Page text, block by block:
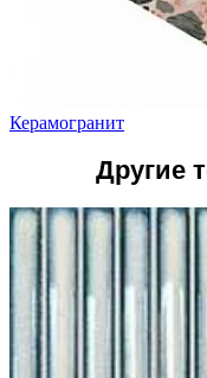
Керамогранит
Другие